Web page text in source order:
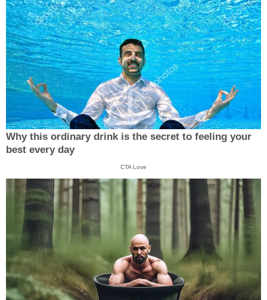
Why this ordinary drink is the secret to feeling your
best every day
CTA Love